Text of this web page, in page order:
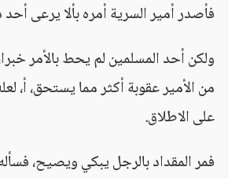
فأصدر أمير السرية أمره بألا يرعى أحد
ولكن أحد المسلمين لم يحط بالأمر
من الأمير عقوبة أكثر مما يستحق، أ،
على الاطلاق.
فمر المقداد بالرجل يبكي ويصيح،